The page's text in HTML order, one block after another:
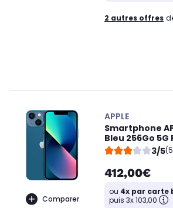
2 autres offres
Comparer
APPLE
Smartphone
Bleu 256Go
3/5
412,00€
ou 4x par carte
puis 3x 103,00